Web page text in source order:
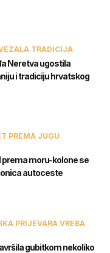
TRADICIJA
Neretva ugostila
i tradiciju hrvatskog
PREMA JUGU
prema moru-kolone se
autoceste
PRIJEVARA VREBA
gubitkom nekoliko